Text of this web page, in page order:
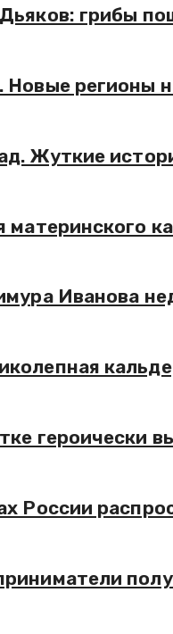
грибы
Новые регионы
Жуткие
материнского
Иванова
героически
России